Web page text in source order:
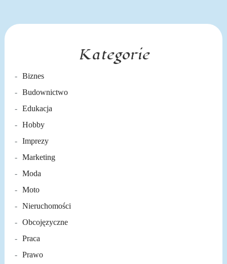
Kategorie
Biznes
Budownictwo
Edukacja
Hobby
Imprezy
Marketing
Moda
Moto
Nieruchomości
Obcojęzyczne
Praca
Prawo